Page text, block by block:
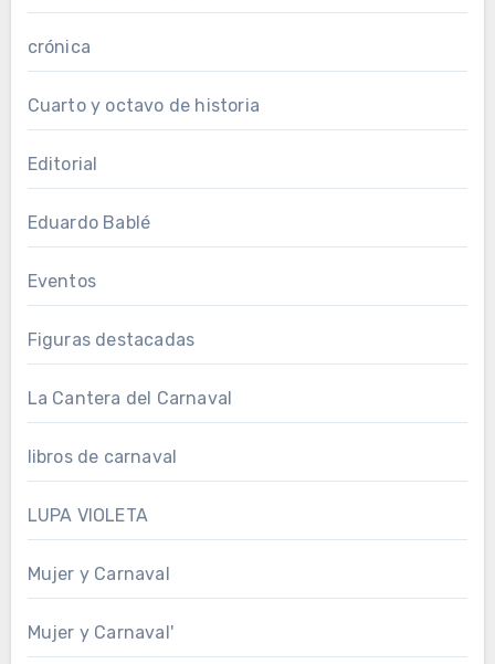
crónica
Cuarto y octavo de historia
Editorial
Eduardo Bablé
Eventos
Figuras destacadas
La Cantera del Carnaval
libros de carnaval
LUPA VIOLETA
Mujer y Carnaval
Mujer y Carnaval'